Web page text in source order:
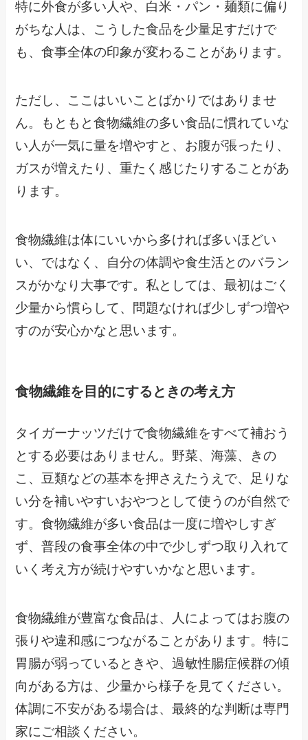
特に外食が多い人や、白米・パン・麺類に偏り
がちな人は、こうした食品を少量足すだけで
も、食事全体の印象が変わることがあります。
ただし、ここはいいことばかりではありませ
ん。もともと食物繊維の多い食品に慣れていな
い人が一気に量を増やすと、お腹が張ったり、
ガスが増えたり、重たく感じたりすることがあ
ります。
食物繊維は体にいいから多ければ多いほどい
い、ではなく、自分の体調や食生活とのバラン
スがかなり大事です。私としては、最初はごく
少量から慣らして、問題なければ少しずつ増や
すのが安心かなと思います。
食物繊維を目的にするときの考え方
タイガーナッツだけで食物繊維をすべて補おう
とする必要はありません。野菜、海藻、きの
こ、豆類などの基本を押さえたうえで、足りな
い分を補いやすいおやつとして使うのが自然で
す。食物繊維が多い食品は一度に増やしすぎ
ず、普段の食事全体の中で少しずつ取り入れて
いく考え方が続けやすいかなと思います。
食物繊維が豊富な食品は、人によってはお腹の
張りや違和感につながることがあります。特に
胃腸が弱っているときや、過敏性腸症候群の傾
向がある方は、少量から様子を見てください。
体調に不安がある場合は、最終的な判断は専門
家にご相談ください。